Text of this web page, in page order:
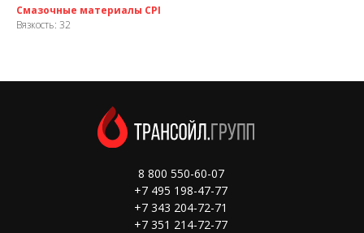
Смазочные материалы CPI
Вязкость: 32
8 800 550-60-07
+7 495 198-47-77
+7 343 204-72-71
+7 351 214-72-77